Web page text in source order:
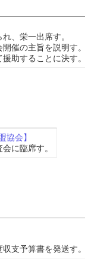
、栄一出席す。
催の主旨を説明す
助することに決す
協会】
に臨席す。
支予算書を発送す